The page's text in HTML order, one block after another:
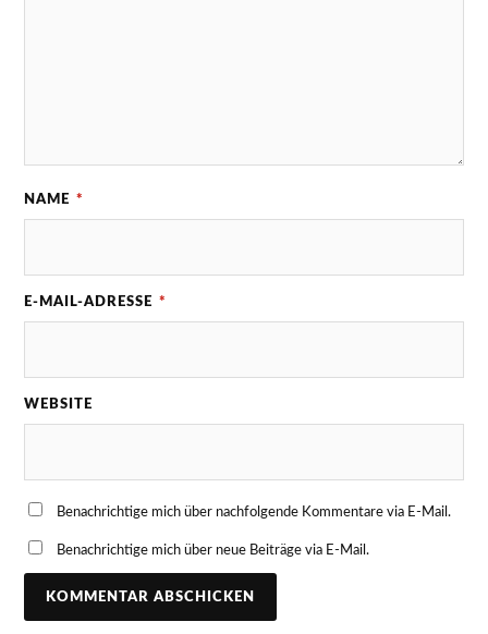
NAME *
E-MAIL-ADRESSE *
WEBSITE
Benachrichtige mich über nachfolgende Kommentare via E-Mail.
Benachrichtige mich über neue Beiträge via E-Mail.